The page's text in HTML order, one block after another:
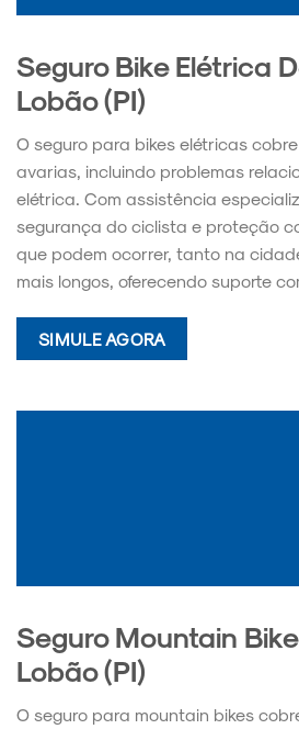
Seguro Bike Elétrica
Lobão (PI)
O seguro para bikes elétricas
avarias, incluindo problemas
elétrica. Com assistência
segurança do ciclista e proteção
que podem ocorrer, tanto na
mais longos, oferecendo suporte
SIMULE AGORA
Seguro Mountain
Lobão (PI)
O seguro para mountain bikes